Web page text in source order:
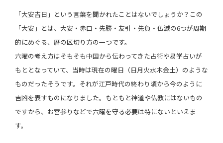
「大安吉日」という言葉を聞かれたことはないでしょうか？この
「大安」とは、大安・赤口・先勝・友引・先負・仏滅の6つが周期
的にめぐる、暦の区切り方の一つです。
六曜の考え方はそもそも中国から伝わってきた占術や易学占いが
もととなっていて、当時は現在の曜日（日月火水木金土）のような
ものだったそうです。それが江戸時代の終わり頃から今のように
吉凶を表すものになりました。もともと神道や仏教にはないもの
ですから、お宮参りなどで六曜を守る必要は特にないといえま
す。